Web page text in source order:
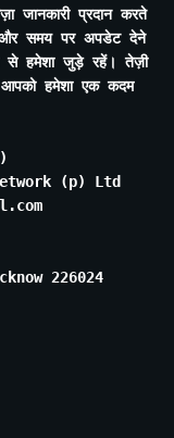
जानकारी प्रदान करते
और समय पर अपडेट देने
से हमेशा जुड़े रहें। तेज़ी
हमेशा एक कदम
(p) Ltd
226024